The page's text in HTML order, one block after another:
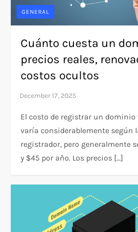
GENERAL
Cuánto cuesta un
precios reales,
costos ocultos
El costo de registrar un dominio
varía considerablemente según
registrador, pero generalmente
y $45 por año. Los precios […]